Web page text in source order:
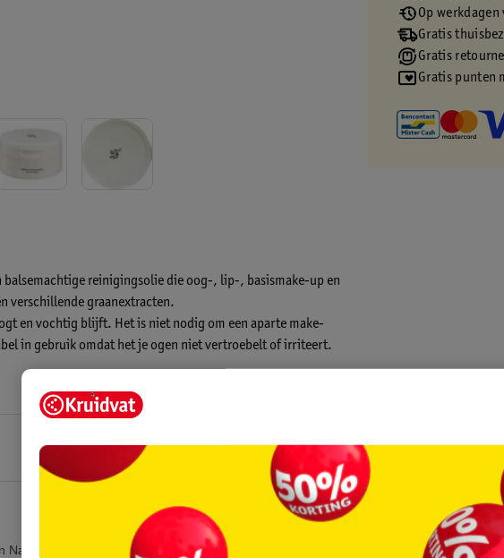
balsemachtige reinigingsolie die oog-, lip-, basismake-up en
verschillende graanextracten.
en vochtig blijft. Het is niet nodig om een aparte make-
in gebruik omdat het je ogen niet vertroebelt of irriteert.
Nature Impact Score.
Op
Gratis
Gratis
Gratis punten